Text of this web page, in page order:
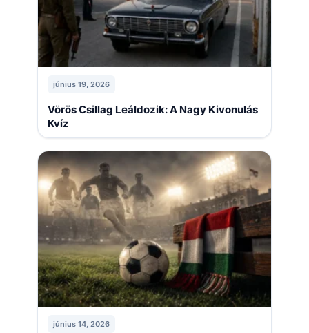
június 19, 2026
Vörös Csillag Leáldozik: A Nagy Kivonulás
Kvíz
június 14, 2026